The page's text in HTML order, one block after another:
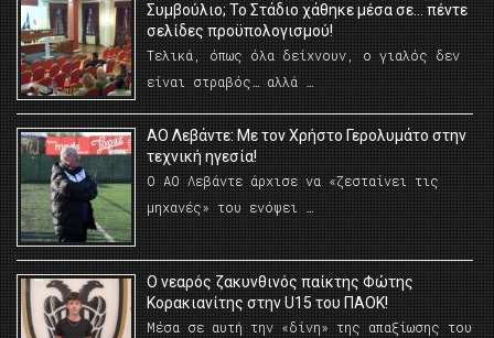
Συμβούλιο; Το Στάδιο χάθηκε μέσα σε… πέντε
σελίδες προϋπολογισμού!
Τελικά, όπως όλα δείχνουν, ο γιαλός δεν
είναι στραβός… αλλά …
ΑΟ Λεβάντε: Με τον Χρήστο Γερολυμάτο στην
τεχνική ηγεσία!
Ο ΑΟ Λεβάντε άρχισε να «ζεσταίνει τις
μηχανές» του ενόψει …
O νεαρός ζακυνθινός παίκτης Φώτης
Κορακιανίτης στην U15 του ΠΑΟΚ!
Μέσα σε αυτή την «δίνη» της απαξίωσης του